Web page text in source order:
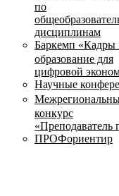
по
дисциплинам
Баркемп «Кадры
образование для
цифровой
Научные
конкурс
«Преподаватель
ПРОФориентир